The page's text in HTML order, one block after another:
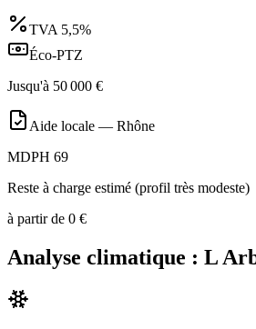
TVA 5,5%
Éco-PTZ
Jusqu'à 50 000 €
Aide locale — Rhône
MDPH 69
Reste à charge estimé (profil très modeste)
à partir de 0 €
Analyse climatique : L